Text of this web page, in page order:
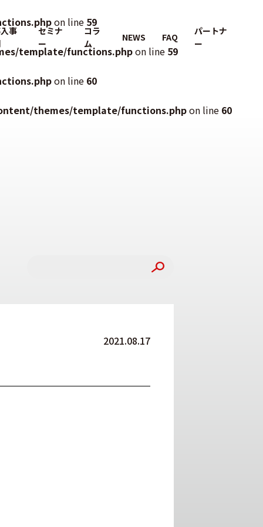
on line 59
template/functions.phpon line 59
on line 60
themes/template/functions.phpon line 60
事
セミナ
ー
コラ
ム
NEWS FAQ
パートナ
ー
2021.08.17